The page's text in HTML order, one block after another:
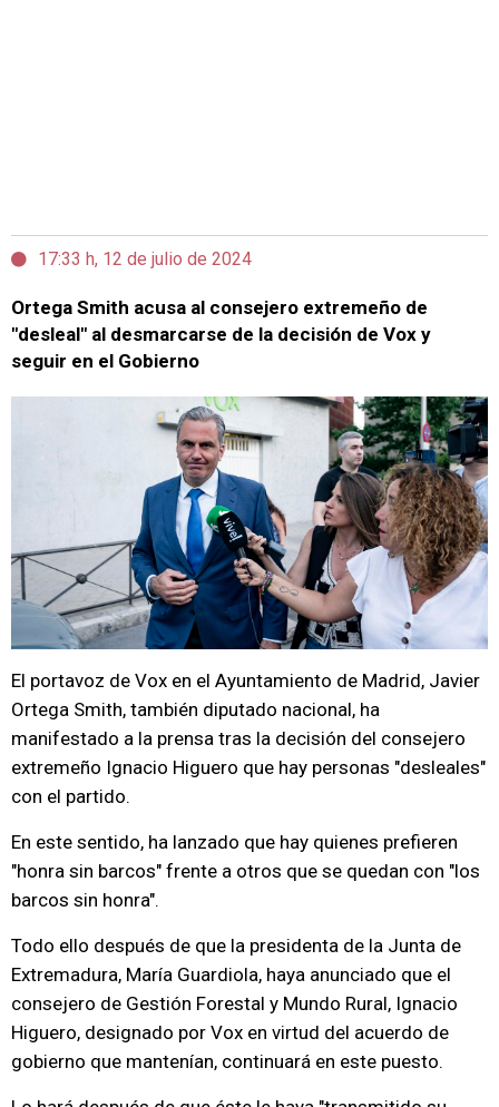
17:33 h, 12 de julio de 2024
Ortega Smith acusa al consejero extremeño de
"desleal" al desmarcarse de la decisión de Vox y
seguir en el Gobierno
El portavoz de Vox en el Ayuntamiento de Madrid, Javier
Ortega Smith, también diputado nacional, ha
manifestado a la prensa tras la decisión del consejero
extremeño Ignacio Higuero que hay personas "desleales"
con el partido.
En este sentido, ha lanzado que hay quienes prefieren
"honra sin barcos" frente a otros que se quedan con "los
barcos sin honra".
Todo ello después de que la presidenta de la Junta de
Extremadura, María Guardiola, haya anunciado que el
consejero de Gestión Forestal y Mundo Rural, Ignacio
Higuero, designado por Vox en virtud del acuerdo de
gobierno que mantenían, continuará en este puesto.